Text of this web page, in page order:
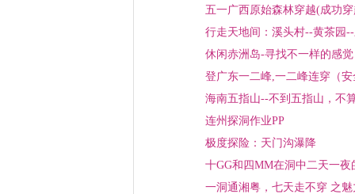
五一广西原始森林穿越(成功
行走天地间：溪头村--黄茶园
休闲赤洲岛-寻找不一样的感
登广东一二峰,一二峰连穿（
海南五指山--不到五指山，不
连州探洞作业PP
极度探险：天门沟瀑降
十GG和四MM在洞中二天一
一洞通湘粤，七天走不穿 之